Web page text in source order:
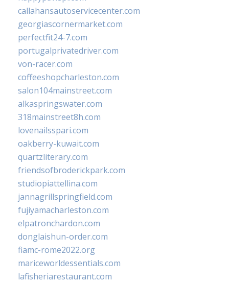
callahansautoservicecenter.com
georgiascornermarket.com
perfectfit24-7.com
portugalprivatedriver.com
von-racer.com
coffeeshopcharleston.com
salon104mainstreet.com
alkaspringswater.com
318mainstreet8h.com
lovenailsspari.com
oakberry-kuwait.com
quartzliterary.com
friendsofbroderickpark.com
studiopiattellina.com
jannagrillspringfield.com
fujiyamacharleston.com
elpatronchardon.com
donglaishun-order.com
fiamc-rome2022.org
mariceworldessentials.com
lafisheriarestaurant.com